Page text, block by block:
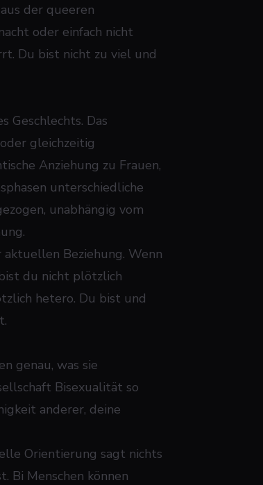
der queeren
oder einfach nicht
Du bist nicht zu viel und
Geschlechts. Das
gleichzeitig
Anziehung zu Frauen,
unterschiedliche
unabhängig vom
Beziehung. Wenn
du nicht plötzlich
hetero. Du bist und
genau, was sie
Bisexualität so
anderer, deine
Orientierung sagt nichts
Bi Menschen können